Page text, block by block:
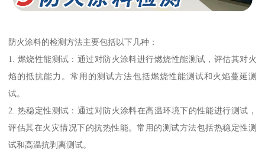
防火涂料的检测方法主要包括以下几种：
1. 燃烧性能测试：通过对防火涂料进行燃烧性能测试，评估其对火
焰的抵抗能力。常用的测试方法包括燃烧性能测试和火焰蔓延测
试。
2. 热稳定性测试：通过对防火涂料在高温环境下的性能进行测试，
评估其在火灾情况下的抗热性能。常用的测试方法包括热稳定性测
试和高温抗剥离测试。